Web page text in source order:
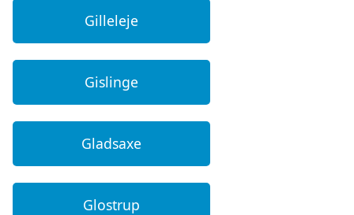
Gilleleje
Gislinge
Gladsaxe
Glostrup